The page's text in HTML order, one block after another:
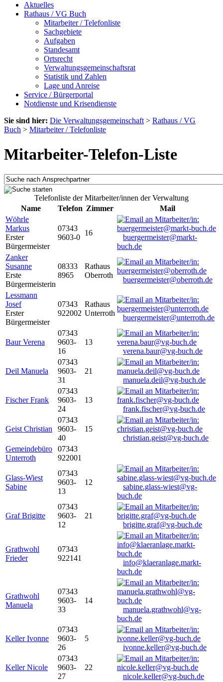
Aktuelles
Rathaus / VG Buch
Mitarbeiter / Telefonliste
Sachgebiete
Aufgaben
Standesamt
Ortsrecht
Verwaltungsgemeinschaftsrat
Statistik und Zahlen
Lage und Anreise
Service / Bürgerportal
Notdienste und Krisendienste
Sie sind hier: Die Verwaltungsgemeinschaft > Rathaus / VG
Buch > Mitarbeiter / Telefonliste
Mitarbeiter-Telefon-Liste
Telefonliste der Mitarbeiter/innen der Verwaltung
Name
Telefon Zimmer
Mail
Wöhrle
Markus
Erster
Bürgermeister
07343
9603-0
16
buergermeister@markt-
buch.de
Zanker
Susanne
Erste
Bürgermeisterin
08333
8965
Rathaus
Oberroth
buergermeister@oberroth.de
Lessmann
Josef
Erster
Bürgermeister
07343
922002
Rathaus
Unterroth
buergermeister@unterroth.de
Baur Verena
07343
9603-
16
13
verena.baur@vg-buch.de
Deil Manuela
07343
9603-
31
21
manuela.deil@vg-buch.de
Fischer Frank
07343
9603-
24
13
frank.fischer@vg-buch.de
Geist Christian
07343
9603-
40
15
christian.geist@vg-buch.de
Gemeindebüro
Unterroth
07343
922001
Glass-Wiest
Sabine
07343
9603-
13
12
sabine.glass-wiest@vg-
buch.de
Graf Brigitte
07343
9603-
12
21
brigitte.graf@vg-buch.de
Grathwohl
Frieder
07343
922141
info@klaeranlage.markt-
buch.de
Grathwohl
Manuela
07343
9603-
33
14
manuela.grathwohl@vg-
buch.de
Keller Ivonne
07343
9603-
26
5
ivonne.keller@vg-buch.de
Keller Nicole
07343
9603-
27
22
nicole.keller@vg-buch.de